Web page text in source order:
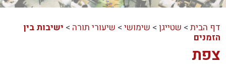
דף הבית > שטייגן > שימושי > שיעורי תורה > ישיבות בין
הזמנים
צפת